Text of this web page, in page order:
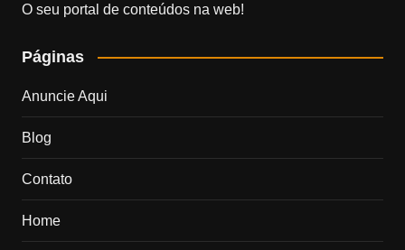
O seu portal de conteúdos na web!
Páginas
Anuncie Aqui
Blog
Contato
Home